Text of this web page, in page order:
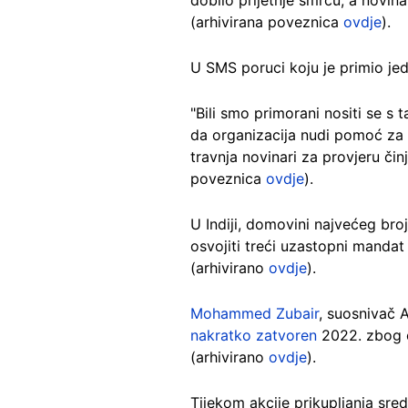
(arhivirana poveznica ovdje).
U SMS poruci koju je primio
"Bili smo primorani nositi se s
da organizacija nudi pomoć
travnja novinari za provjeru
poveznica ovdje).
U Indiji, domovini najvećeg
osvojiti treći uzastopni
(arhivirano ovdje).
Mohammed Zubair, suosnivač
nakratko zatvoren 2022. zbog
(arhivirano ovdje).
Tijekom akcije prikupljanja